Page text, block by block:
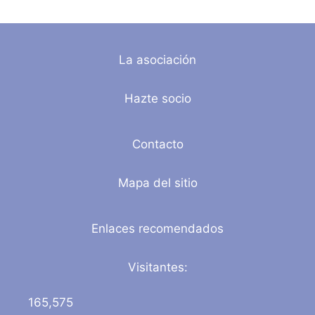
La asociación
Hazte socio
Contacto
Mapa del sitio
Enlaces recomendados
Visitantes:
165,575